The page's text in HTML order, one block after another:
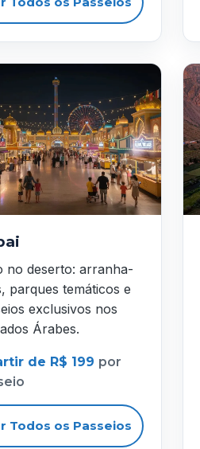
no deserto: arranha-
parques temáticos e
exclusivos nos
Árabes.
de R$ 199 por
Todos os Passeios